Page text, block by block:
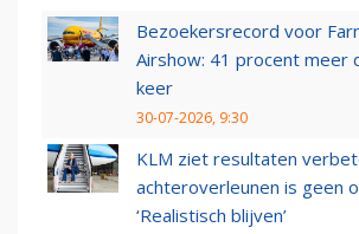
Bezoekersrecord voor
Airshow: 41 procent meer
keer
30-07-2026, 9:30
KLM ziet resultaten
achteroverleunen is geen
‘Realistisch blijven’